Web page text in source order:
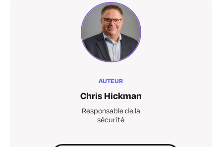
AUTEUR
Chris Hickman
Responsable de la
sécurité